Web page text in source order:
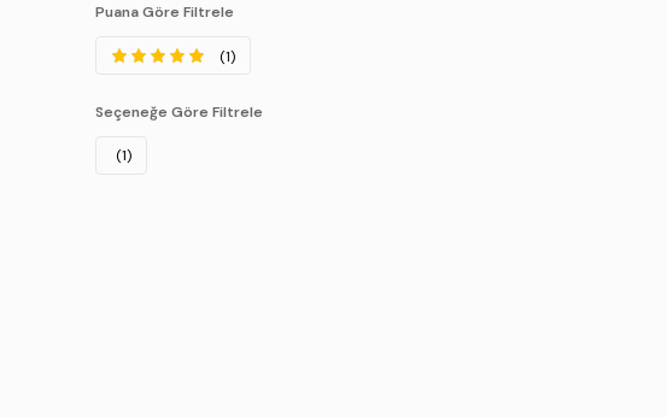
Puana Göre Filtrele
(1)
Seçeneğe Göre Filtrele
(1)